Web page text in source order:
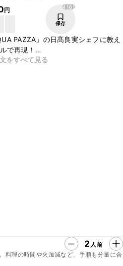
円 4165
保存
PAZZA」の日髙良実シェフに教え
で再現！
です。店名にもなっているアクア
手に入れることができる、切り身で
1664c119-5c88-4217-81a9-
をすべて見る
2 人前
料理の時間や火加減など、手順も分量に合